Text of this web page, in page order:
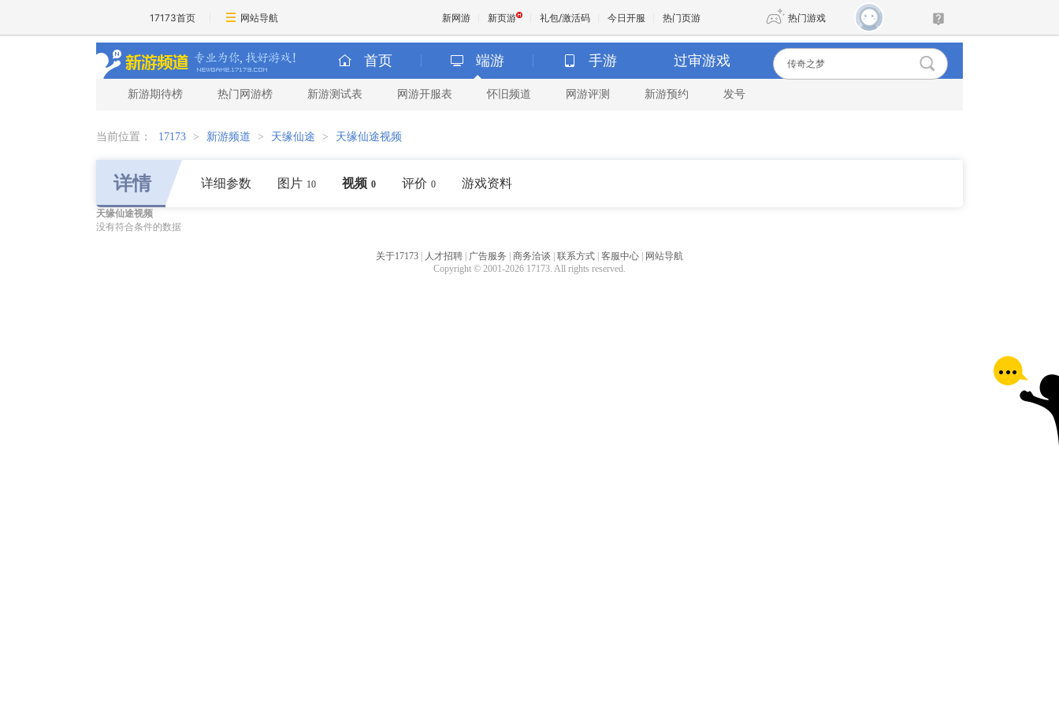
17173首页 网站导航 新网游 新页游 礼包/激活码 今日开服 热门页游 热门游戏
魔兽 DNF
首页 端游 手游 过审游戏
新游期待榜 热门网游榜 新游测试表 网游开服表 怀旧频道 网游评测 新游预约 发号
当前位置： 17173 > 新游频道 > 天缘仙途 > 天缘仙途视频
详情 详细参数 图片 10 视频 0 评价 0 游戏资料
天缘仙途视频
没有符合条件的数据
关于17173 人才招聘 广告服务 商务洽谈 联系方式 客服中心
网站导航
Copyright © 2001-2026 17173. All rights reserved.